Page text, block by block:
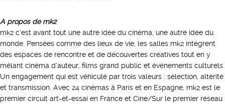
A propos de mk2
mk2 c’est avant tout une autre idée du cinéma, une autre idée du
monde. Pensées comme des lieux de vie, les salles mk2 intègrent
des espaces de rencontre et de découvertes créatives tout en y
mêlant cinéma d’auteur, films grand public et événements culturels.
Un engagement qui est véhiculé par trois valeurs : sélection, altérité
et transmission. Avec 24 cinémas à Paris et en Espagne, mk2 est le
premier circuit art-et-essai en France et Cine/Sur le premier réseau